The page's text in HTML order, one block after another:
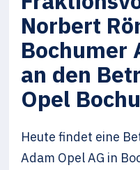
Norbert
Bochumer
an den
Opel
Heute findet eine
Adam Opel AG in